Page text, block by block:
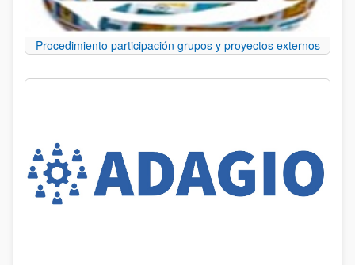
Procedimiento participación grupos y proyectos externos